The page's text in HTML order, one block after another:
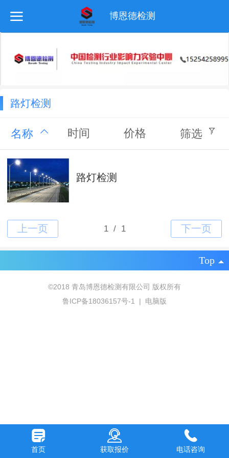
博恩德检测
路灯检测
名称 时间 价格 筛选
路灯检测
Top
©2018 青岛博恩德检测有限公司 版权所有
鲁ICP备18036157号-1
| 电脑版
首页 获取报价 电话咨询